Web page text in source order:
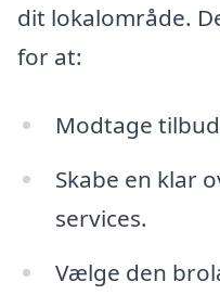
dit lokalområde.
for at:
Modtage
Skabe en klar
services.
Vælge den